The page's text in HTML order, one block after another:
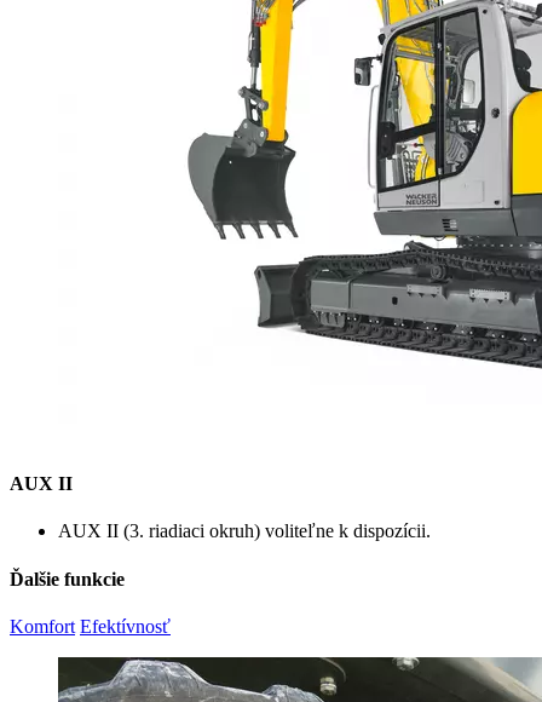
AUX II
AUX II (3. riadiaci okruh) voliteľne k dispozícii.
Ďalšie funkcie
Komfort Efektívnosť